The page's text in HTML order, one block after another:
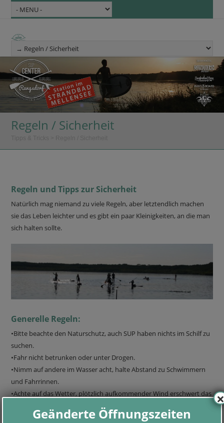
Regeln / Sicherheit
Regeln und Tipps zur Sicherheit
Natürlich mag niemand zu viele Regeln, aber letztendlich machen
sie das Leben leichter und es gibt ein paar Kleinigkeiten, an die man
sich halten sollte.
Generelle Regeln:
•Bitte beachte den Naturschutz, auch SUP haben nichts im Schilf zu
suchen.
•Fahr nicht betrunken oder unter Drogen.
•Nimm auf andere im Wasser acht, halte Abstand zu Schwimmern
und Fahrrinnen.
•Achte auf das Wetter, plötzlich aufkommender Wind erschwert das
paddeln. Bei Gewitter raus aus dem Wasser.
•Lieber das Paddel als das Board verlieren, falls Du ins Wasser fällst
Geänderte Öffnungszeiten
×